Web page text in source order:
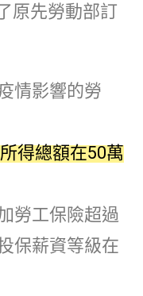
原先勞動部訂
情影響的勞
得總額在50萬
勞工保險超過
保薪資等級在